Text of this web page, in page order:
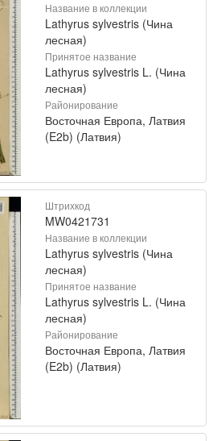
Название в коллекции
Lathyrus sylvestris (Чина
лесная)
Принятое название
Lathyrus sylvestris L. (Чина
лесная)
Районирование
Восточная Европа, Латвия
(E2b) (Латвия)
Штрихкод
MW0421731
Название в коллекции
Lathyrus sylvestris (Чина
лесная)
Принятое название
Lathyrus sylvestris L. (Чина
лесная)
Районирование
Восточная Европа, Латвия
(E2b) (Латвия)